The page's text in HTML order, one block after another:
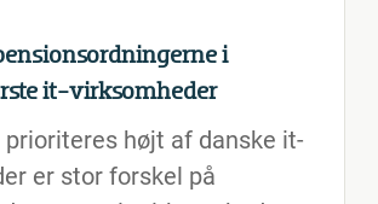
i
it-virksomheder
prioriteres højt af danske it-
er stor forskel på